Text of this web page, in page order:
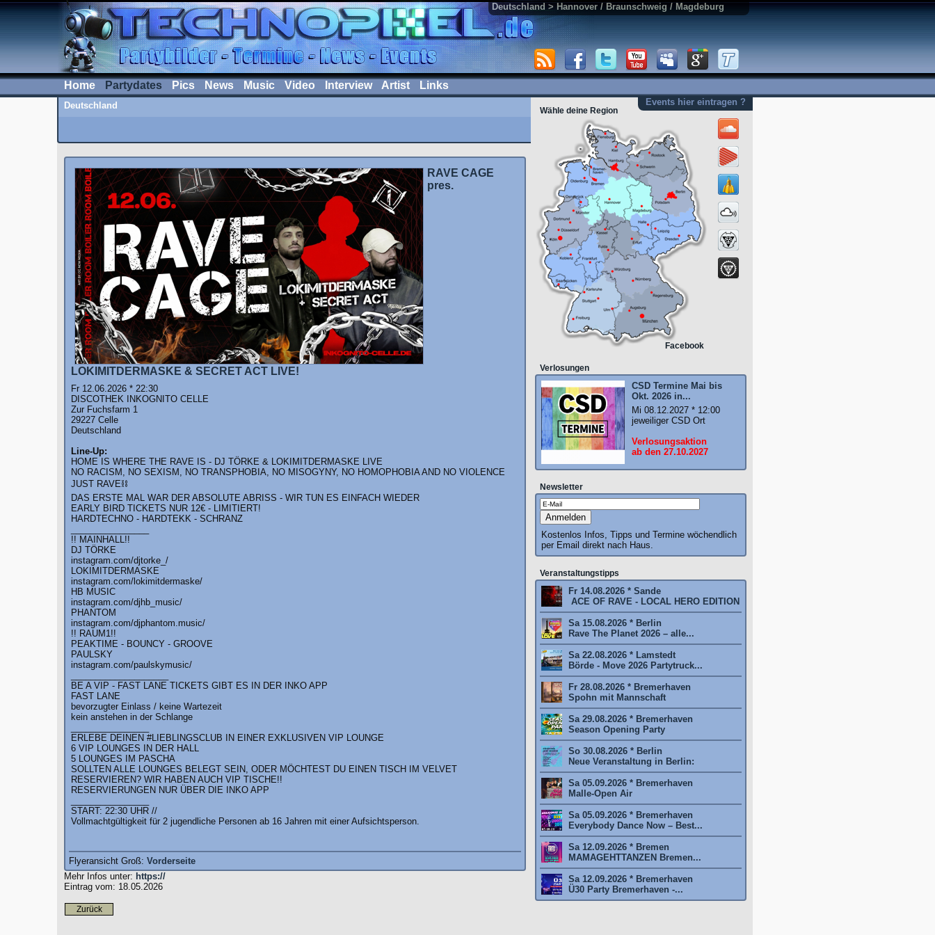
Deutschland > Hannover / Braunschweig / Magdeburg
Home Partydates Pics News Music Video Interview Artist Links
Events hier eintragen ?
Deutschland Wähle deine Region
Facebook
Verlosungen
CSD Termine Mai bis
Okt. 2026 in...
Mi 08.12.2027 * 12:00
jeweiliger CSD Ort
Verlosungsaktion
ab den 27.10.2027
Newsletter
Kostenlos Infos, Tipps und Termine wöchendlich
per Email direkt nach Haus.
Veranstaltungstipps
Fr 14.08.2026 * Sande
ACE OF RAVE - LOCAL HERO EDITION
Sa 15.08.2026 * Berlin
Rave The Planet 2026 – alle...
Sa 22.08.2026 * Lamstedt
Börde - Move 2026 Partytruck...
Fr 28.08.2026 * Bremerhaven
Spohn mit Mannschaft
Sa 29.08.2026 * Bremerhaven
Season Opening Party
So 30.08.2026 * Berlin
Neue Veranstaltung in Berlin:
Sa 05.09.2026 * Bremerhaven
Malle-Open Air
Sa 05.09.2026 * Bremerhaven
Everybody Dance Now – Best...
Sa 12.09.2026 * Bremen
MAMAGEHTTANZEN Bremen...
Sa 12.09.2026 * Bremerhaven
Ü30 Party Bremerhaven -...
RAVE CAGE
pres.
LOKIMITDERMASKE & SECRET ACT LIVE!
Fr 12.06.2026 * 22:30
DISCOTHEK INKOGNITO CELLE
Zur Fuchsfarm 1
29227 Celle
Deutschland
Line-Up:
HOME IS WHERE THE RAVE IS - DJ TÖRKE & LOKIMITDERMASKE LIVE
NO RACISM, NO SEXISM, NO TRANSPHOBIA, NO MISOGYNY, NO HOMOPHOBIA AND NO VIOLENCE
JUST RAVE⛓
DAS ERSTE MAL WAR DER ABSOLUTE ABRISS - WIR TUN ES EINFACH WIEDER
EARLY BIRD TICKETS NUR 12€ - LIMITIERT!
HARDTECHNO - HARDTEKK - SCHRANZ
!! MAINHALL!!
DJ TÖRKE
instagram.com/djtorke_/
LOKIMITDERMASKE
instagram.com/lokimitdermaske/
HB MUSIC
instagram.com/djhb_music/
PHANTOM
instagram.com/djphantom.music/
!! RAUM1!!
PEAKTIME - BOUNCY - GROOVE
PAULSKY
instagram.com/paulskymusic/
BE A VIP - FAST LANE TICKETS GIBT ES IN DER INKO APP
FAST LANE
bevorzugter Einlass / keine Wartezeit
kein anstehen in der Schlange
ERLEBE DEINEN #LIEBLINGSCLUB IN EINER EXKLUSIVEN VIP LOUNGE
6 VIP LOUNGES IN DER HALL
5 LOUNGES IM PASCHA
SOLLTEN ALLE LOUNGES BELEGT SEIN, ODER MÖCHTEST DU EINEN TISCH IM VELVET
RESERVIEREN? WIR HABEN AUCH VIP TISCHE!!
RESERVIERUNGEN NUR ÜBER DIE INKO APP
START: 22:30 UHR //
Vollmachtgültigkeit für 2 jugendliche Personen ab 16 Jahren mit einer Aufsichtsperson.
Flyeransicht Groß: Vorderseite
Mehr Infos unter: https://
Eintrag vom: 18.05.2026